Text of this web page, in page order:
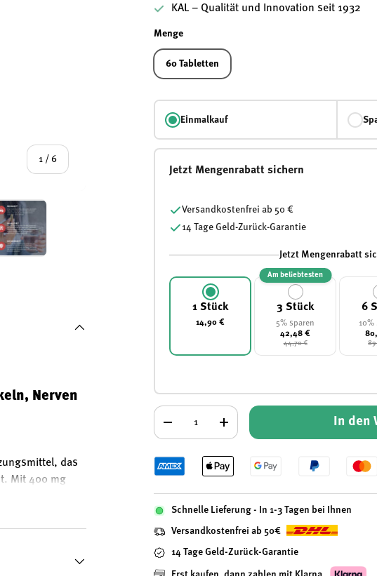
1 / von
6
KAL – Qualität und Innovation seit 1932
Menge
60 Tabletten
Einmalkauf
Jetzt Mengenrabatt sichern
Versandkostenfrei ab 50 €
14 Tage Geld-Zurück-Garantie
Jetzt Mengenrabatt
1 Stück
14,90 €
3 Stück
5% sparen
Am beliebtesten
42,48 €
44,70 €
6
10%
Anzahl
+ In den
Schnelle Lieferung - In 1-3 Tagen bei Ihnen
Versandkostenfrei ab 50€
14 Tage Geld-Zurück-Garantie
Nerven
das
Mit 400 mg
sorgt für